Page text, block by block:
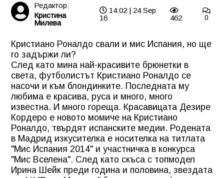
Редактор:
Кристина
Милева
14:02 | 24 Sep
16
462 0
Кристиано Роналдо свали и мис Испания, но ще
го задържи ли?
След като мина най-красивите брюнетки в
света, футболистът Кристиано Роналдо се
насочи и към блондинките. Последната му
любима е красива, руса и много, много
известна. И много гореща. Красавицата Дезире
Кордеро е новото момиче на Кристиано
Роналдо, твърдят испанските медии. Родената
в Мадрид изкусителка е носителка на титлата
"Мис Испания 2014" и участничка в конкурса
"Мис Вселена". След като скъса с топмодел
Ирина Шейк преди година и половина, звездата